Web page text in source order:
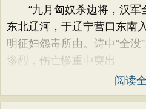
“九月匈奴杀边将，汉军
东北辽河，于辽宁营口东南
明征妇怨毒所由。诗中“全
惨烈，伤亡惨重中突出
阅读